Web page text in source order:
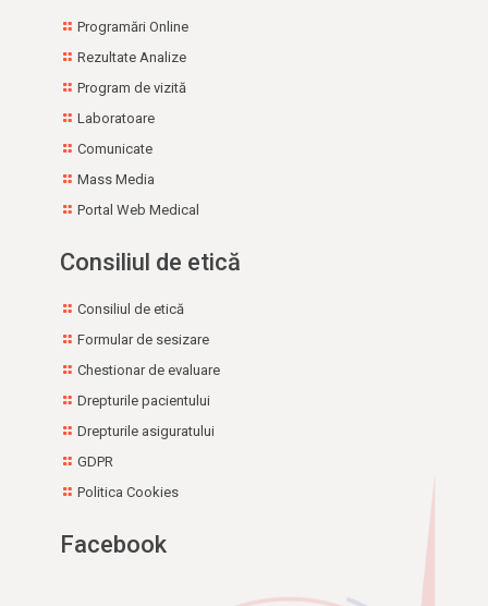
Programări Online
Rezultate Analize
Program de vizită
Laboratoare
Comunicate
Mass Media
Portal Web Medical
Consiliul de etică
Consiliul de etică
Formular de sesizare
Chestionar de evaluare
Drepturile pacientului
Drepturile asiguratului
GDPR
Politica Cookies
Facebook